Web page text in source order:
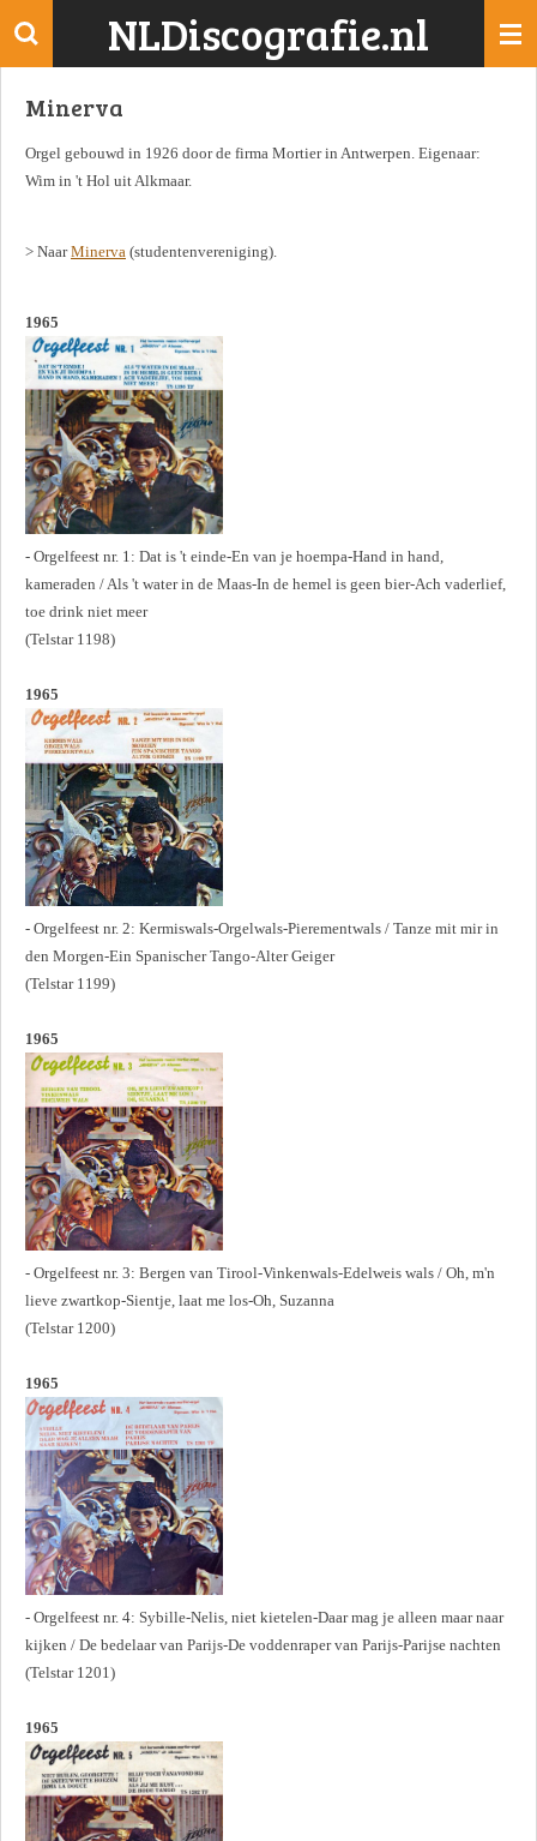
Ga
de
NLDiscografie.nl
Minerva
Orgel gebouwd in 1926 door de firma Mortier in Antwerpen. Eigenaar:
Wim in 't Hol uit Alkmaar.
> NaarMinerva (studentenvereniging).
1965
- Orgelfeest nr. 1: Dat is 't einde-En van je hoempa-Hand in hand,
kameraden / Als 't water in de Maas-In de hemel is geen bier-Ach vaderlief,
toe drink niet meer
(Telstar 1198)
1965
- Orgelfeest nr. 2: Kermiswals-Orgelwals-Pierementwals / Tanze mit mir in
den Morgen-Ein Spanischer Tango-Alter Geiger
(Telstar 1199)
1965
- Orgelfeest nr. 3: Bergen van Tirool-Vinkenwals-Edelweis wals / Oh, m'n
lieve zwartkop-Sientje, laat me los-Oh, Suzanna
(Telstar 1200)
1965
- Orgelfeest nr. 4: Sybille-Nelis, niet kietelen-Daar mag je alleen maar naar
kijken / De bedelaar van Parijs-De voddenraper van Parijs-Parijse nachten
(Telstar 1201)
1965